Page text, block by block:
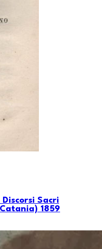
Sacri
1859